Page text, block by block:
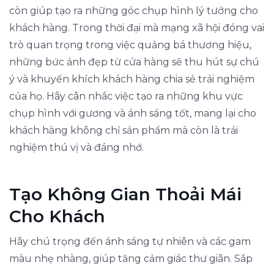
còn giúp tạo ra những góc chụp hình lý tưởng cho
khách hàng. Trong thời đại mà mạng xã hội đóng vai
trò quan trọng trong việc quảng bá thương hiệu,
những bức ảnh đẹp từ cửa hàng sẽ thu hút sự chú
ý và khuyến khích khách hàng chia sẻ trải nghiệm
của họ. Hãy cân nhắc việc tạo ra những khu vực
chụp hình với gương và ánh sáng tốt, mang lại cho
khách hàng không chỉ sản phẩm mà còn là trải
nghiệm thú vị và đáng nhớ.
Tạo Không Gian Thoải Mái
Cho Khách
Hãy chú trọng đến ánh sáng tự nhiên và các gam
màu nhẹ nhàng, giúp tăng cảm giác thư giãn. Sắp